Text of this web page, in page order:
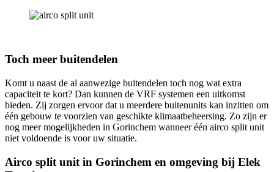
Toch meer buitendelen
Komt u naast de al aanwezige buitendelen toch nog wat extra
capaciteit te kort? Dan kunnen de VRF systemen een uitkomst
bieden. Zij zorgen ervoor dat u meerdere buitenunits kan inzitten om
één gebouw te voorzien van geschikte klimaatbeheersing. Zo zijn er
nog meer mogelijkheden in Gorinchem wanneer één airco split unit
niet voldoende is voor uw situatie.
Airco split unit in Gorinchem en omgeving bij Elek